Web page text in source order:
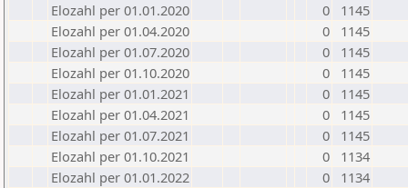
Elozahl per 01.01.2020
0
1145
Elozahl per 01.04.2020
0
1145
Elozahl per 01.07.2020
0
1145
Elozahl per 01.10.2020
0
1145
Elozahl per 01.01.2021
0
1145
Elozahl per 01.04.2021
0
1145
Elozahl per 01.07.2021
0
1145
Elozahl per 01.10.2021
0
1134
Elozahl per 01.01.2022
0
1134